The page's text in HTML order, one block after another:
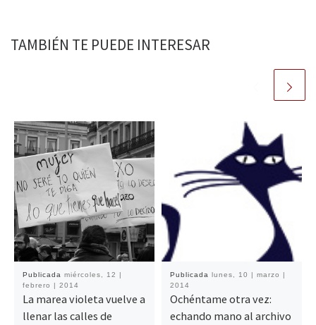
TAMBIÉN TE PUEDE INTERESAR
Publicada miércoles, 12 |
febrero | 2014
La marea violeta vuelve a
llenar las calles de
Publicada lunes, 10 | marzo |
2014
Ochéntame otra vez:
echando mano al archivo